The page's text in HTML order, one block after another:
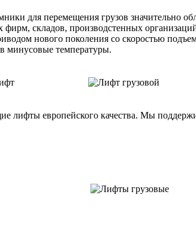
для перемещения грузов значительно
складов, производстенных
нового поколения со скоростью
минусовые температуры.
лифты европейского качества. Мы